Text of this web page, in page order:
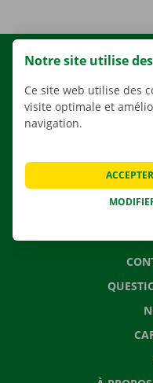
Notre site utilise
Ce site web utilise des
visite optimale et
navigation.